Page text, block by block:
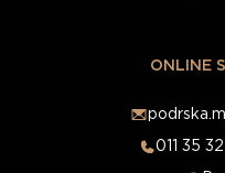
ONLINE
011 35